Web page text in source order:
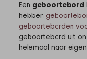
Een geboortebord
hebben
geboorteborden
geboortebord uit
helemaal naar